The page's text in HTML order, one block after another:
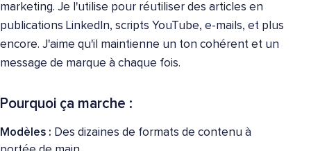
marketing. Je l'utilise pour réutiliser des articles en
publications LinkedIn, scripts YouTube, e-mails, et plus
encore. J'aime qu'il maintienne un ton cohérent et un
message de marque à chaque fois.
Pourquoi ça marche :
Modèles : Des dizaines de formats de contenu à